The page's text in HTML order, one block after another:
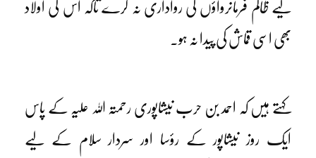
لیے ظالم فرمانرواؤں کی رواداری نہ کرے تاکہ اس کی اولاد
بھی اسی قماش کی پیدا نہ ہو۔
کہتے ہیں کہ احمد بن حرب نیشاپوری رحمتہ اللہ علیہ کے پاس
ایک روز نیشاپور کے رؤسا اور سردار سلام کے لیے